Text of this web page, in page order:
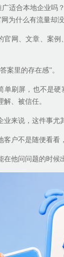
广适合本地企业吗？
网为什么有流量却
官网、文章、案
案里的存在感”。
单刷屏，也不是
解、被信任。
业来说，这件事尤
客户不是随便看看
在他问问题的时候